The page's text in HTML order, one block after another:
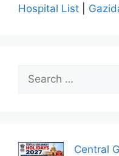
Hospital List
for:
Central